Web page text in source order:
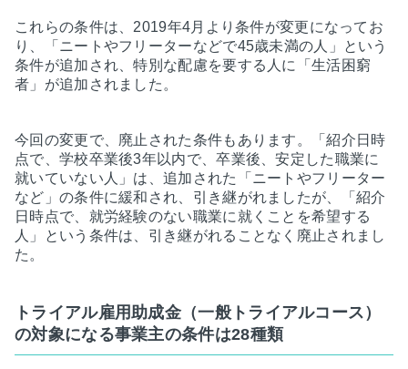
これらの条件は、2019年4月より条件が変更になってお
り、「ニートやフリーターなどで45歳未満の人」という
条件が追加され、特別な配慮を要する人に「生活困窮
者」が追加されました。
今回の変更で、廃止された条件もあります。「紹介日時
点で、学校卒業後3年以内で、卒業後、安定した職業に
就いていない人」は、追加された「ニートやフリーター
など」の条件に緩和され、引き継がれましたが、「紹介
日時点で、就労経験のない職業に就くことを希望する
人」という条件は、引き継がれることなく廃止されまし
た。
トライアル雇用助成金（一般トライアルコース）
の対象になる事業主の条件は28種類